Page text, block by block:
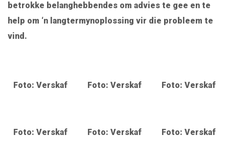
betrokke belanghebbendes om advies te gee en te
help om ‘n langtermynoplossing vir die probleem te
vind.
Foto: Verskaf Foto: Verskaf Foto: Verskaf
Foto: Verskaf Foto: Verskaf Foto: Verskaf